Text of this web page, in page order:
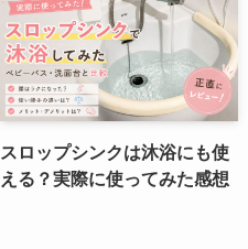
スロップシンクは沐浴にも使
える？実際に使ってみた感想